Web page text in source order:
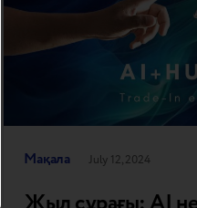
тұтынушылар…
Мақала July 12, 2024